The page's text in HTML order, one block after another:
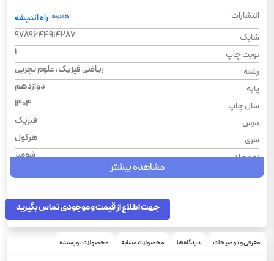
انتشارات
راه اندیشه
شابک
9789644914287
نوبت چاپ
1
رشته
ریاضی فیزیک، علوم تجربی
پایه
دوازدهم
سال چاپ
1404
درس
فیزیک
سری
هرکول
نوع جلد
شومیز
1055
مشاهده بیشتر
جهت اطلاع از قیمت و موجودی تماس بگیرید
معرفی و توضیحات دیدگاه‌ها محصولات مشابه محصولات نویسنده